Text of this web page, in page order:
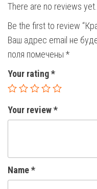
There are no reviews yet.
Be the first to review
Ваш адрес email не
поля помечены *
Your rating*
Your review*
Name*